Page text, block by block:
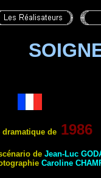
dramatique de 1986
deJean-Luc
Caroline